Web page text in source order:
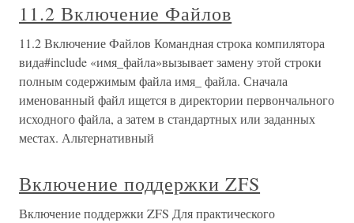
11.2 Включение Файлов
11.2 Включение Файлов Командная строка компилятора
вида#include «имя_файла»вызывает замену этой строки
полным содержимым файла имя_ файла. Сначала
именованный файл ищется в директории первончального
исходного файла, а затем в стандартных или заданных
местах. Альтернативный
Включение поддержки ZFS
Включение поддержки ZFS Для практического